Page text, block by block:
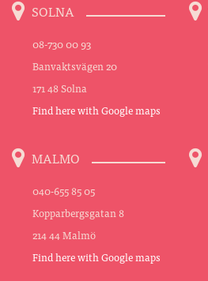
SOLNA
08-730 00 93
Banvaktsvägen 20
171 48 Solna
Find here with Google maps
MALMO
040-655 85 05
Kopparbergsgatan 8
214 44 Malmö
Find here with Google maps